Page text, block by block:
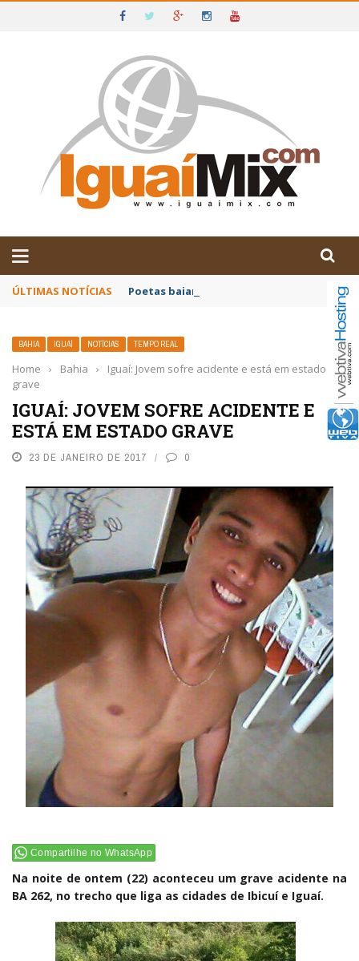
IGUAÍ E SUDOESTE DA BAHIA
ÚLTIMAS NOTÍCIAS Poetas baianos representam o Brasil no
BAHIA IGUAÍ NOTÍCIAS TEMPO REAL
Home › Bahia ›
Iguaí: Jovem sofre acidente e está em estado
grave
IGUAÍ: JOVEM SOFRE ACIDENTE E
ESTÁ EM ESTADO GRAVE
23 DE JANEIRO DE 2017 0
Compartilhe no WhatsApp
Na noite de ontem (22) aconteceu um grave acidente na
BA 262, no trecho que liga as cidades de Ibicuí e Iguaí.